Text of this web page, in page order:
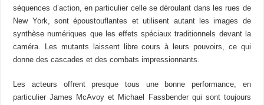
séquences d’action, en particulier celle se déroulant dans les rues de
New York, sont époustouflantes et utilisent autant les images de
synthèse numériques que les effets spéciaux traditionnels devant la
caméra. Les mutants laissent libre cours à leurs pouvoirs, ce qui
donne des cascades et des combats impressionnants.
Les acteurs offrent presque tous une bonne performance, en
particulier James McAvoy et Michael Fassbender qui sont toujours